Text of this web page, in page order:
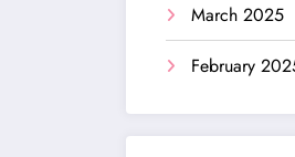
March 2025
February